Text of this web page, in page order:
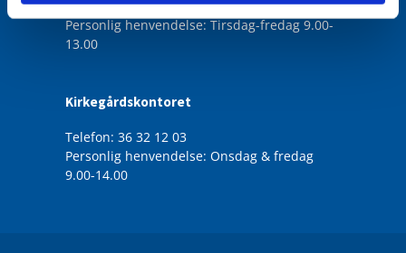
Mail: broendbyoester.sogn@km.dk
Personlig henvendelse: Tirsdag-fredag 9.00-
13.00
Kirkegårdskontoret
Telefon: 36 32 12 03
Personlig henvendelse: Onsdag & fredag
9.00-14.00